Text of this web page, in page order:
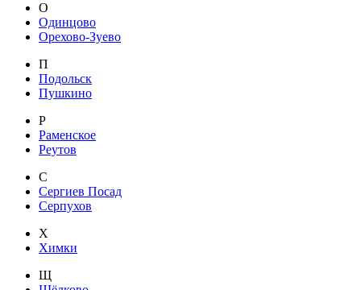
О
Одинцово
Орехово-Зуево
П
Подольск
Пушкино
Р
Раменское
Реутов
С
Сергиев Посад
Серпухов
Х
Химки
Щ